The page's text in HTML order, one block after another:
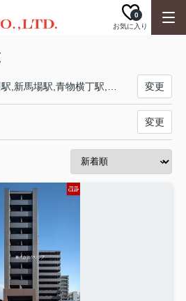
お気に入り
0
変更
変更